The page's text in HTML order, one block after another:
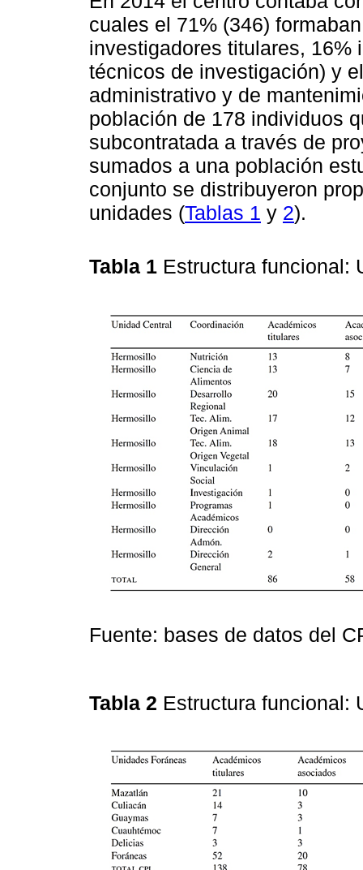
cuales el 71% (346)
investigadores titulares, 16%
técnicos de investigación) y
administrativo y de
población de 178 individuos
subcontratada a través de
sumados a una población
conjunto se distribuyeron
unidades (Tablas 1 y 2).
Tabla 1 Estructura funcional:
Fuente: bases de datos del
Tabla 2 Estructura funcional: